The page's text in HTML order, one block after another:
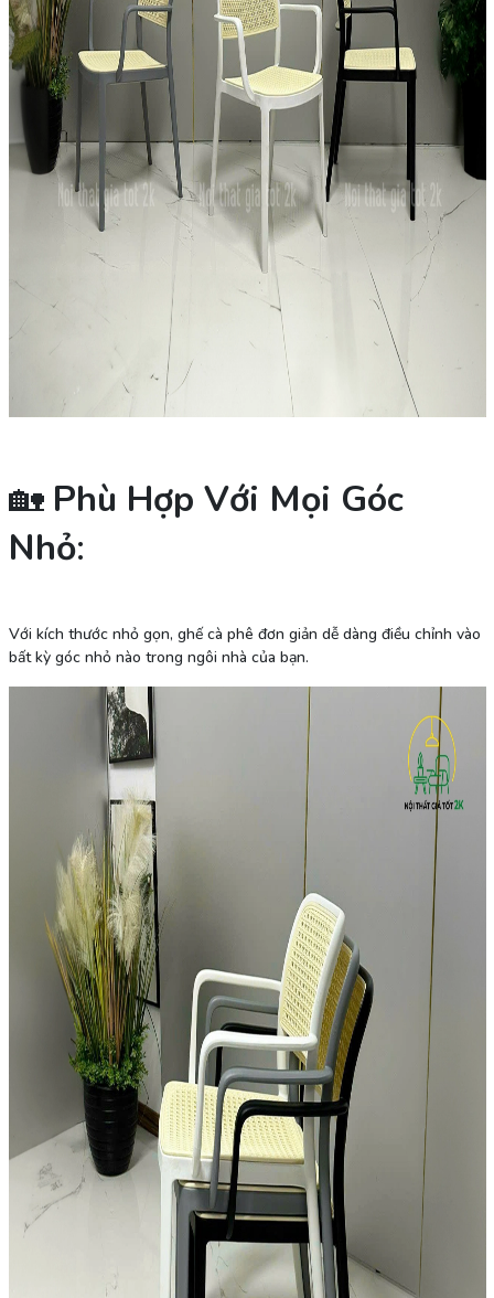
🏡 Phù Hợp Với Mọi Góc
Nhỏ:
Với kích thước nhỏ gọn, ghế cà phê đơn giản dễ dàng điều chỉnh vào
bất kỳ góc nhỏ nào trong ngôi nhà của bạn.